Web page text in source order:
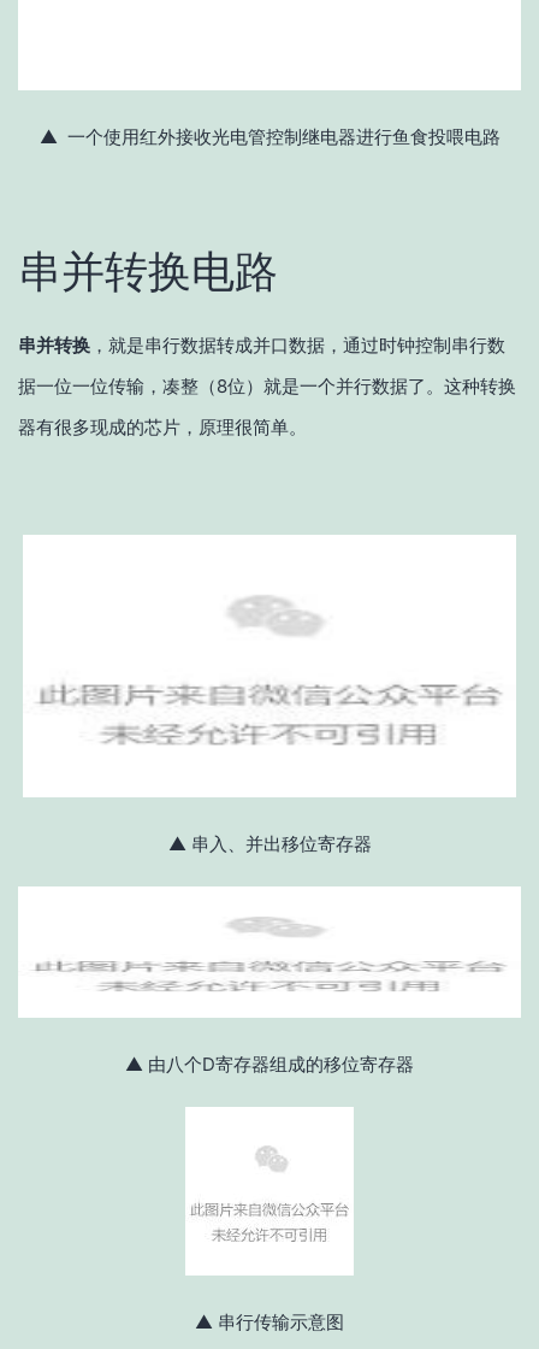
▲ 一个使用红外接收光电管控制继电器进行鱼食投喂电路
串并转换电路
串并转换 ，就是串行数据转成并口数据，通过时钟控制串行数
据一位一位传输，凑整（8位）就是一个并行数据了。这种转换
器有很多现成的芯片，原理很简单。
▲ 串入、并出移位寄存器
▲ 由八个D寄存器组成的移位寄存器
▲ 串行传输示意图